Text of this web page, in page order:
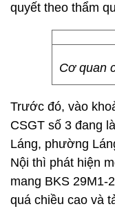
quyết theo thẩm
Cơ quan
Trước đó, vào
CSGT số 3 đang
Láng, phường
Nội thì phát hiện
mang BKS 29M1-
quá chiều cao và